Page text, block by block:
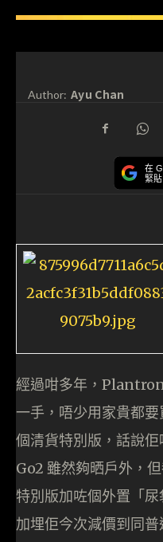
Author: Ayu Chan
在
緊
經過咁多年，
一手，唔少用家貴都
個清貨特別版，話說
Go2 雖然夠晒戶外，
特別版加咗個外置「
加埋佢今次減價到同